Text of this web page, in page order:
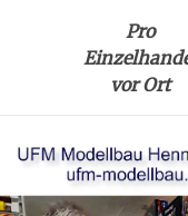
Pro
vor Ort